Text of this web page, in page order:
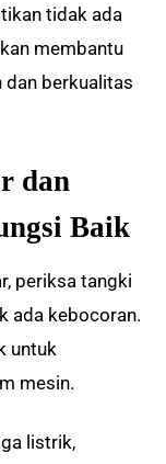
tidak ada
membantu
dan berkualitas
dan
Baik
periksa tangki
ada kebocoran.
untuk
mesin.
listrik,